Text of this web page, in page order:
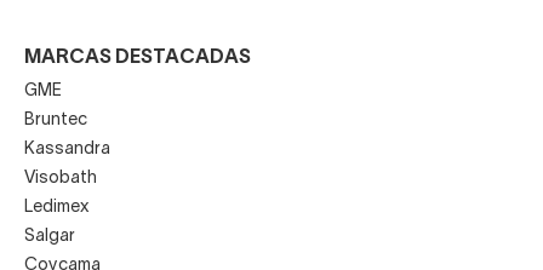
MARCAS DESTACADAS
GME
Bruntec
Kassandra
Visobath
Ledimex
Salgar
Coycama